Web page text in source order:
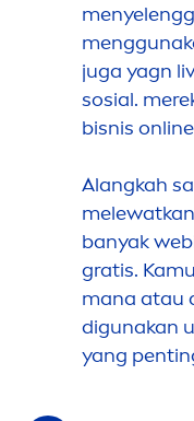
men
men
juga yagn
sosial.
bisnis
Alangkah
banyak
gratis.
mana atau
digunakan
yang